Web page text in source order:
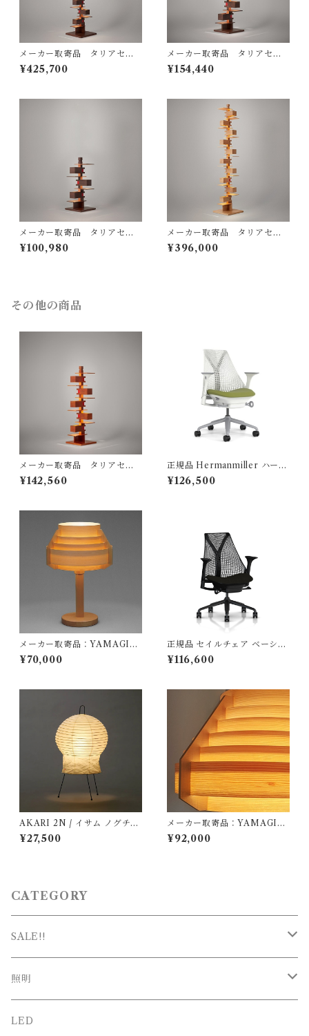
メーカー取寄品 タリアセン
TALIESIN® 2 （322S726
4） / Frank Lloyd Wright /
¥425,700
メーカー取寄品 タリアセン
TALIESIN3 ウォルナット 32
2S7265（S2311H）/ Frank
¥154,440
メーカー取寄品 タリアセン
Frank Lloyd Wright / TALI
ESIN4 ウォルナット S7317 /
¥100,980
メーカー取寄品 タリアセン
TALIESIN2 オーク 322S750
1 / Frank Lloyd Wright / ya
¥396,000
その他の商品
メーカー取寄品 タリアセン
TALIESIN3 チェリー 型番32
2S2311 / Frank Lloyd Wrigh
¥142,560
正規品 Hermanmiller ハーマ
ンミラー / セイルチェア スタ
ジオホワイト / アボカド AS-7
¥126,500
メーカー取寄品：YAMAGIW
A（ヤマギワ）/ 323S7339 / J
akobsson Lamp（ヤコブソン
¥70,000
正規品 セイルチェア ベーシッ
ク ノアール/ブラック AS-1 /
Hermanmiller / 型番： AS1Y
¥116,600
AKARI 2N / イサム ノグチ
（Isamu Noguchi) / オゼキ
（尾関）
¥27,500
メーカー取寄品：YAMAGIW
A（ヤマギワ）/ 323F-217 / J
akobsson Lamp（ヤコブソン
¥92,000
CATEGORY
SALE!!
SALE
新春SALE
照明
シーリング
LED